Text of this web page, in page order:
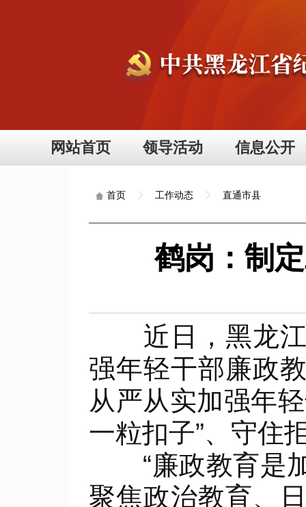
网站首页 领导活动 信息公开
首页 工作动态 直通市县
鹤岗：制
近日，黑龙江
强年轻干部廉政
从严从实加强年
一粒扣子”、守住
“廉政教育是加
聚焦政治教育、